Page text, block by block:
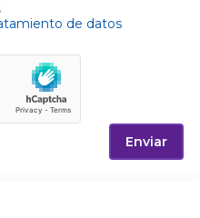
de datos
Enviar